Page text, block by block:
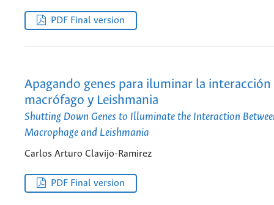
PDF Final version
Apagando genes para iluminar la
macrófago y Leishmania
Shutting Down Genes to Illuminate the Interaction
Macrophage and Leishmania
Carlos Arturo Clavijo-Ramirez
PDF Final version